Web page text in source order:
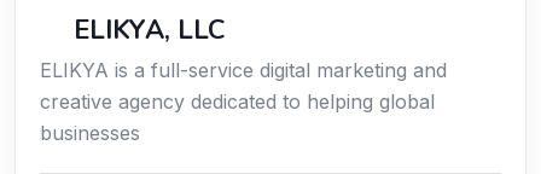
ELIKYA, LLC
ELIKYA is a full-service digital marketing and
creative agency dedicated to helping global
businesses